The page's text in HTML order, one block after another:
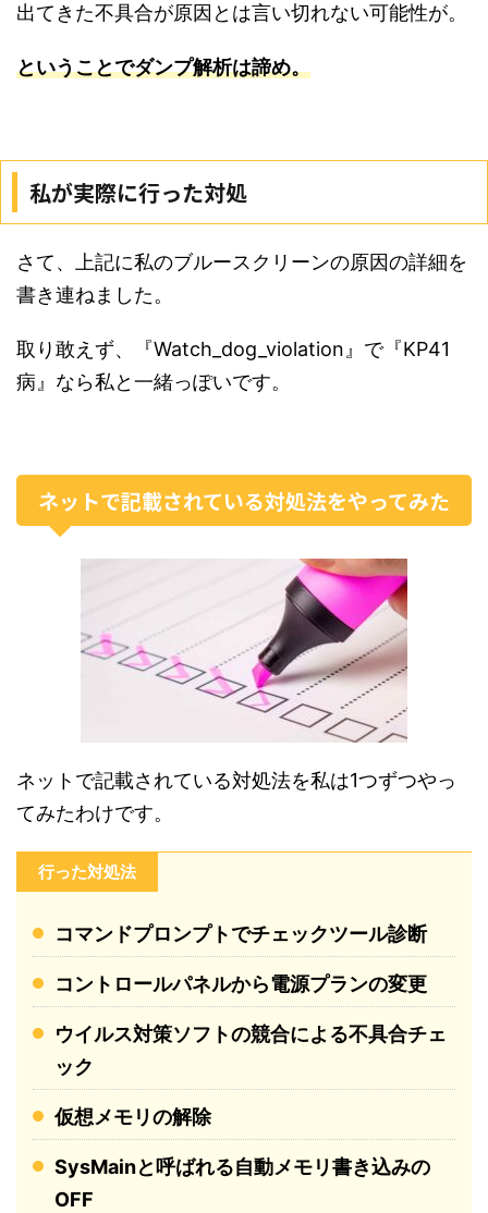
出てきた不具合が原因とは言い切れない可能性が。
ということでダンプ解析は諦め。
私が実際に行った対処
さて、上記に私のブルースクリーンの原因の詳細を
書き連ねました。
取り敢えず、『Watch_dog_violation』で『KP41
病』なら私と一緒っぽいです。
ネットで記載されている対処法をやってみた
ネットで記載されている対処法を私は1つずつやっ
てみたわけです。
行った対処法
コマンドプロンプトでチェックツール診断
コントロールパネルから電源プランの変更
ウイルス対策ソフトの競合による不具合チェ
ック
仮想メモリの解除
SysMainと呼ばれる自動メモリ書き込みの
OFF